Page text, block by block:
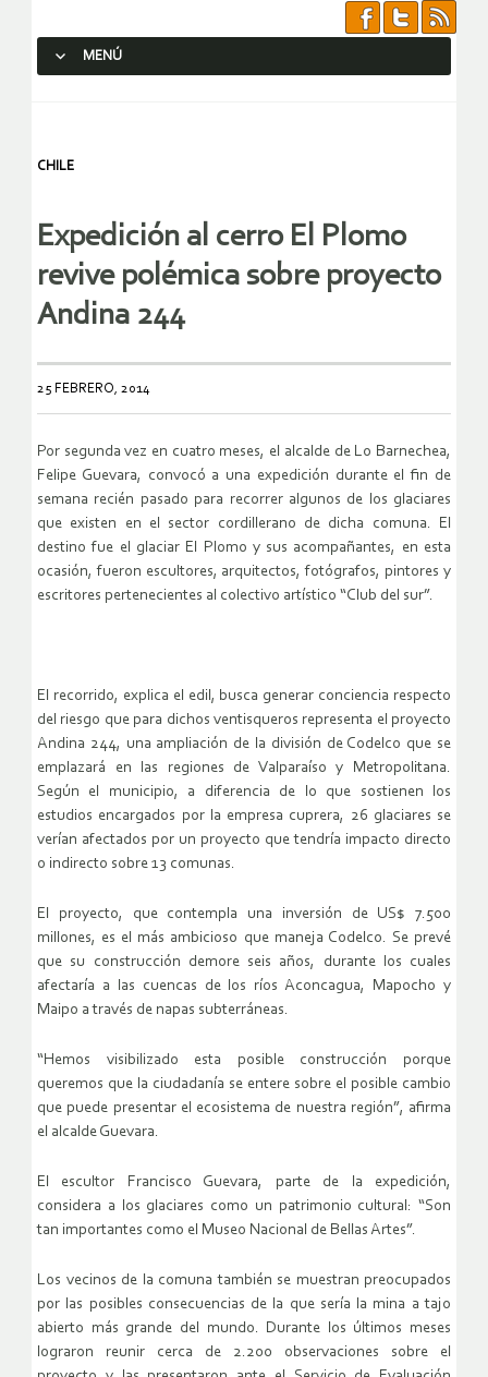
MENÚ
CHILE
Expedición al cerro El Plomo
revive polémica sobre proyecto
Andina 244
25 FEBRERO, 2014
Por segunda vez en cuatro meses, el alcalde de Lo Barnechea,
Felipe Guevara, convocó a una expedición durante el fin de
semana recién pasado para recorrer algunos de los glaciares
que existen en el sector cordillerano de dicha comuna. El
destino fue el glaciar El Plomo y sus acompañantes, en esta
ocasión, fueron escultores, arquitectos, fotógrafos, pintores y
escritores pertenecientes al colectivo artístico “Club del sur”.
El recorrido, explica el edil, busca generar conciencia respecto
del riesgo que para dichos ventisqueros representa el proyecto
Andina 244, una ampliación de la división de Codelco que se
emplazará en las regiones de Valparaíso y Metropolitana.
Según el municipio, a diferencia de lo que sostienen los
estudios encargados por la empresa cuprera, 26 glaciares se
verían afectados por un proyecto que tendría impacto directo
o indirecto sobre 13 comunas.
El proyecto, que contempla una inversión de US$ 7.500
millones, es el más ambicioso que maneja Codelco. Se prevé
que su construcción demore seis años, durante los cuales
afectaría a las cuencas de los ríos Aconcagua, Mapocho y
Maipo a través de napas subterráneas.
“Hemos visibilizado esta posible construcción porque
queremos que la ciudadanía se entere sobre el posible cambio
que puede presentar el ecosistema de nuestra región”, afirma
el alcalde Guevara.
El escultor Francisco Guevara, parte de la expedición,
considera a los glaciares como un patrimonio cultural: “Son
tan importantes como el Museo Nacional de Bellas Artes”.
Los vecinos de la comuna también se muestran preocupados
por las posibles consecuencias de la que sería la mina a tajo
abierto más grande del mundo. Durante los últimos meses
lograron reunir cerca de 2.200 observaciones sobre el